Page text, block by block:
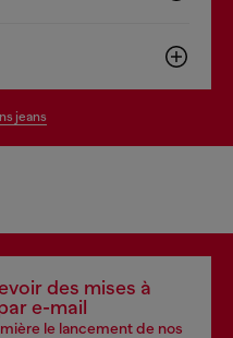
jeans
des mises à
e-mail
le lancement de nos